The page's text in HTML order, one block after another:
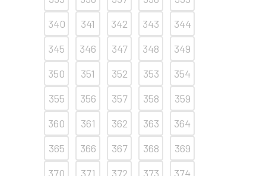
340
341 342 343
344
345
346 347 348
349
350
351 352 353
354
355
356 357 358
359
360
361 362 363
364
365
366 367 368
369
370
371 372 373
374